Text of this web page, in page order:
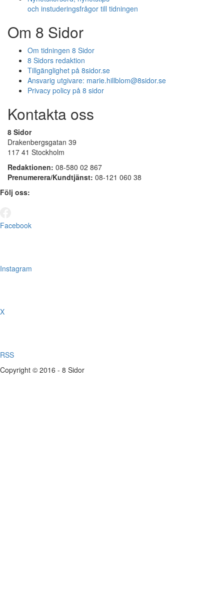
och instuderingsfrågor till tidningen
Om 8 Sidor
Om tidningen 8 Sidor
8 Sidors redaktion
Tillgänglighet på 8sidor.se
Ansvarig utgivare: marie.hillblom@8sidor.se
Privacy policy på 8 sidor
Kontakta oss
8 Sidor
Drakenbergsgatan 39
117 41 Stockholm
Redaktionen: 08-580 02 867
Prenumerera/Kundtjänst: 08-121 060 38
Följ oss:
Facebook
Instagram
X
RSS
Copyright © 2016 - 8 Sidor